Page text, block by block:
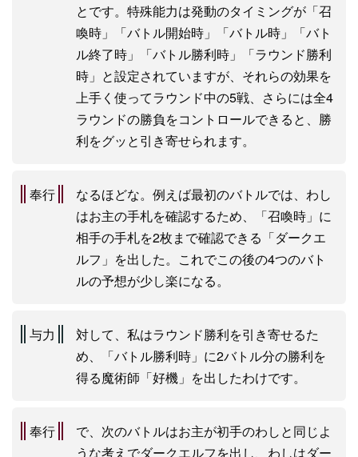
とです。特殊能力は発動のタイミングが「召
喚時」「バトル開始時」「バトル時」「バト
ル終了時」「バトル勝利時」「ラウンド勝利
時」と設定されていますが、それらの効果を
上手く使ってラウンド中の5戦、さらには全4
ラウンドの勝負をコントロールできると、勝
利をグッと引き寄せられます。
奉行
なるほどな。例えば最初のバトルでは、わし
はお主の手札を確認するため、「召喚時」に
相手の手札を2枚まで確認できる「ダークエ
ルフ」を出した。これでこの後の4つのバト
ルの予想が少し楽になる。
与力
対して、私はラウンド勝利を引き寄せるた
め、「バトル勝利時」に2バトル分の勝利を
得る魔術師「好機」を出したわけです。
奉行
で、次のバトルはお主が初手のわしと同じよ
うな考えでダークエルフを出し、わしはダー